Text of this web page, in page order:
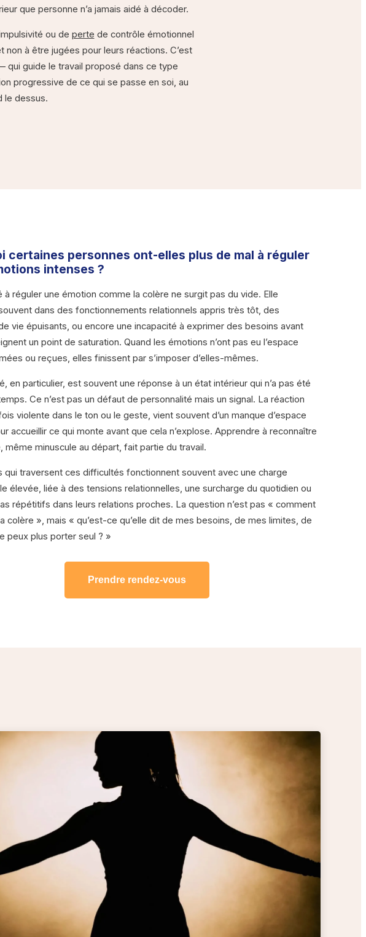
que personne n’a jamais aidé à décoder.
ou de perte de contrôle émotionnel
à être jugées pour leurs réactions. C’est
guide le travail proposé dans ce type
progressive de ce qui se passe en soi, au
le dessus.
certaines personnes ont-elles plus de mal à réguler
intenses ?
à réguler une émotion comme la colère ne surgit pas du vide. Elle
dans des fonctionnements relationnels appris très tôt, des
vie épuisants, ou encore une incapacité à exprimer des besoins avant
un point de saturation. Quand les émotions n’ont pas eu l’espace
ou reçues, elles finissent par s’imposer d’elles-mêmes.
en particulier, est souvent une réponse à un état intérieur qui n’a pas été
Ce n’est pas un défaut de personnalité mais un signal. La réaction
violente dans le ton ou le geste, vient souvent d’un manque d’espace
accueillir ce qui monte avant que cela n’explose. Apprendre à reconnaître
même minuscule au départ, fait partie du travail.
qui traversent ces difficultés fonctionnent souvent avec une charge
élevée, liée à des tensions relationnelles, une surcharge du quotidien ou
répétitifs dans leurs relations proches. La question n’est pas « comment
colère », mais « qu’est-ce qu’elle dit de mes besoins, de mes limites, de
peux plus porter seul ? »
Prendre rendez-vous